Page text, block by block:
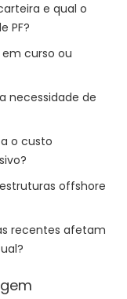
e qual o
PF?
curso ou
necessidade de
o custo
offshore
recentes afetam